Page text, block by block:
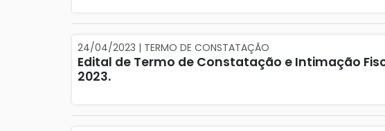
24/04/2023 | TERMO DE CONSTATAÇÃO
Edital de Termo de Constatação e Intimação
2023.